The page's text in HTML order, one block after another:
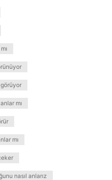
mı
mı
nasıl anlarız